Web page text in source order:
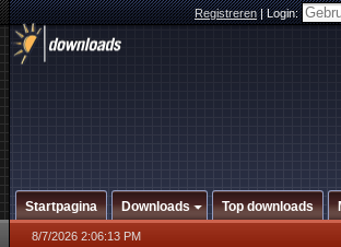
Registreren|Login:
Startpagina Downloads Top downloads
8/7/2026 2:06:13 PM